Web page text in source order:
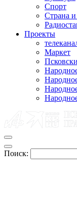
Спорт
Страна
Проекты
Маркет
Поиск: